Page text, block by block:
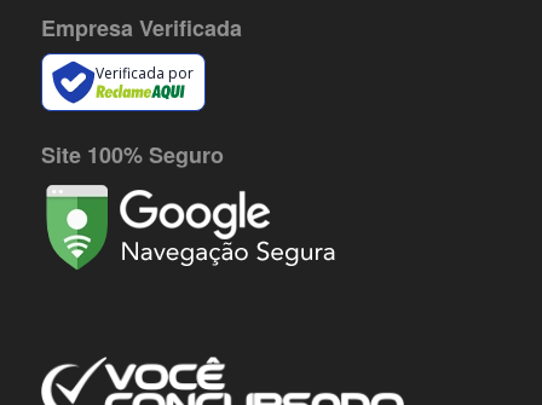
Empresa Verificada
Verificada por
Site 100% Seguro